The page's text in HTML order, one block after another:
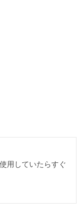
用していたらすぐ